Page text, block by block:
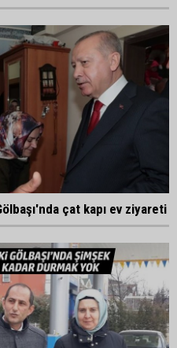
çat kapı ev ziyareti